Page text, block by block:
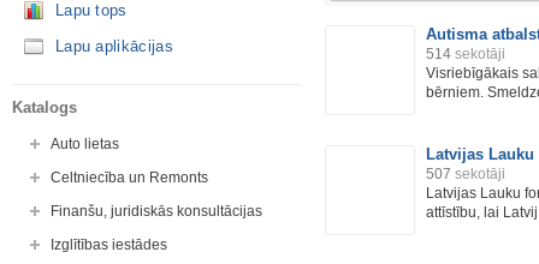
Lapu tops
Lapu aplikācijas
Katalogs
Auto lietas
Celtniecība un Remonts
Finanšu, juridiskās konsultācijas
Izglītības iestādes
Autisma
514 sekotāji
Visriebīgākais
bērniem.
Latvijas
507 sekotāji
Latvijas Lauku
attīstību, lai